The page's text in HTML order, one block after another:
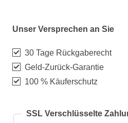
Unser Versprechen an Sie
30 Tage Rückgaberecht
Geld-Zurück-Garantie
100 % Käuferschutz
SSL Verschlüsselte